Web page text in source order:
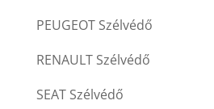
PEUGEOT Szélvédő
RENAULT Szélvédő
SEAT Szélvédő